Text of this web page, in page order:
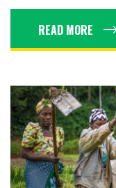
READ MORE